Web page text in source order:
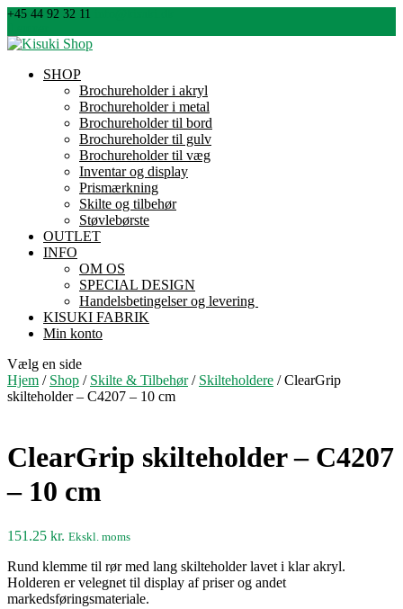
+45 44 92 32 11
SHOP
Brochureholder i akryl
Brochureholder i metal
Brochureholder til bord
Brochureholder til gulv
Brochureholder til væg
Inventar og display
Prismærkning
Skilte og tilbehør
Støvlebørste
OUTLET
INFO
OM OS
SPECIAL DESIGN
Handelsbetingelser og levering
KISUKI FABRIK
Min konto
Vælg en side
Hjem / Shop / Skilte & Tilbehør/ Skilteholdere / ClearGrip
skilteholder – C4207 – 10 cm
ClearGrip skilteholder – C4207
– 10 cm
151.25 kr. Ekskl. moms
Rund klemme til rør med lang skilteholder lavet i klar akryl.
Holderen er velegnet til display af priser og andet
markedsføringsmateriale.